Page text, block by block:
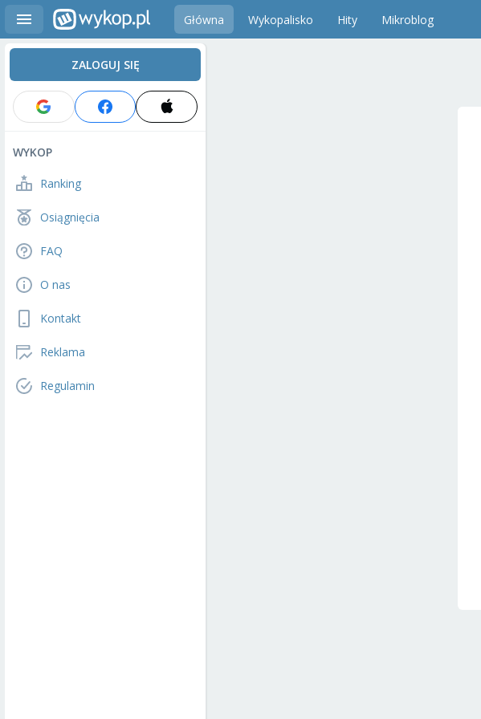
Główna Wykopalisko Hity Mikroblog
ZALOGUJ SIĘ
WYKOP
Ranking
Osiągnięcia
FAQ
O nas
Kontakt
Reklama
Regulamin